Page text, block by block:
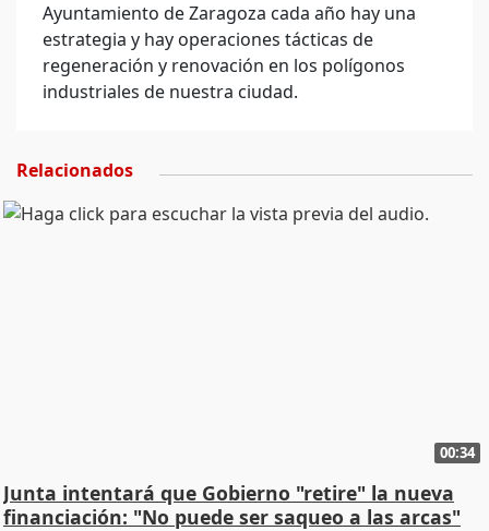
Ayuntamiento de Zaragoza cada año hay una
estrategia y hay operaciones tácticas de
regeneración y renovación en los polígonos
industriales de nuestra ciudad.
Relacionados
00:34
Junta intentará que Gobierno "retire" la nueva
financiación: "No puede ser saqueo a las arcas"